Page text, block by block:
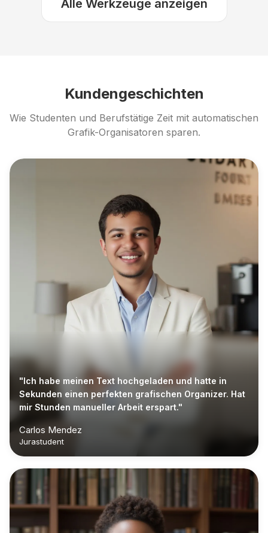
Alle Werkzeuge anzeigen
Kundengeschichten
Wie Studenten und Berufstätige Zeit mit automatischen
Grafik-Organisatoren sparen.
"Ich habe meinen Text hochgeladen und hatte in
Sekunden einen perfekten grafischen Organizer. Hat
mir Stunden manueller Arbeit erspart."
Carlos Mendez
Jurastudent